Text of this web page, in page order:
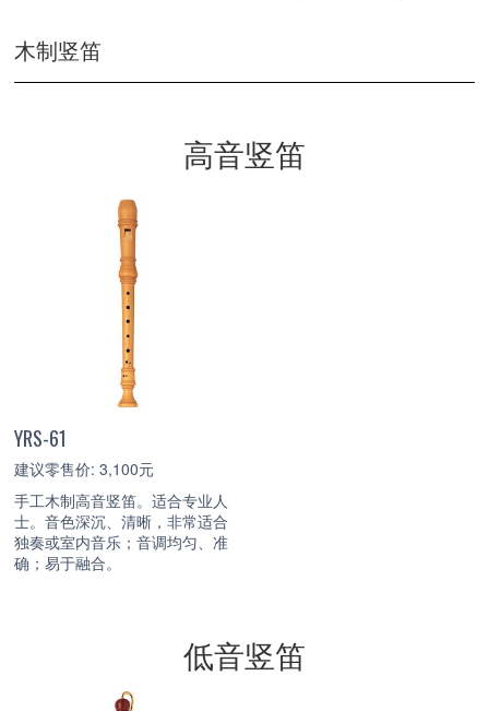
木制竖笛
高音竖笛
YRS-61
建议零售价: 3,100元
手工木制高音竖笛。适合专业人
士。音色深沉、清晰，非常适合
独奏或室内音乐；音调均匀、准
确；易于融合。
低音竖笛